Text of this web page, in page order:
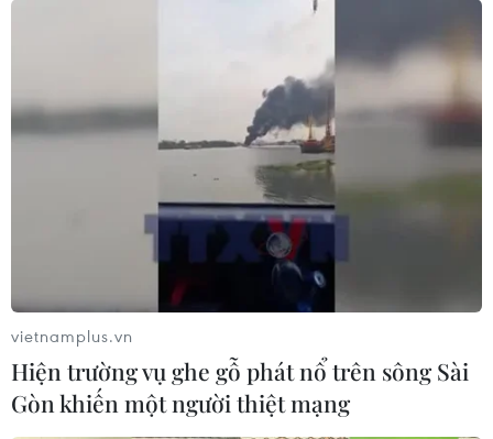
(TTXVN/Vietnam+)
vietnamplus.vn
Hiện trường vụ ghe gỗ phát nổ trên sông Sài
Gòn khiến một người thiệt mạng